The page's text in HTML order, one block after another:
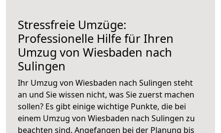
Stressfreie Umzüge:
Professionelle Hilfe für Ihren
Umzug von Wiesbaden nach
Sulingen
Ihr Umzug von Wiesbaden nach Sulingen steht
an und Sie wissen nicht, was Sie zuerst machen
sollen? Es gibt einige wichtige Punkte, die bei
einem Umzug von Wiesbaden nach Sulingen zu
beachten sind. Angefangen bei der Planung bis